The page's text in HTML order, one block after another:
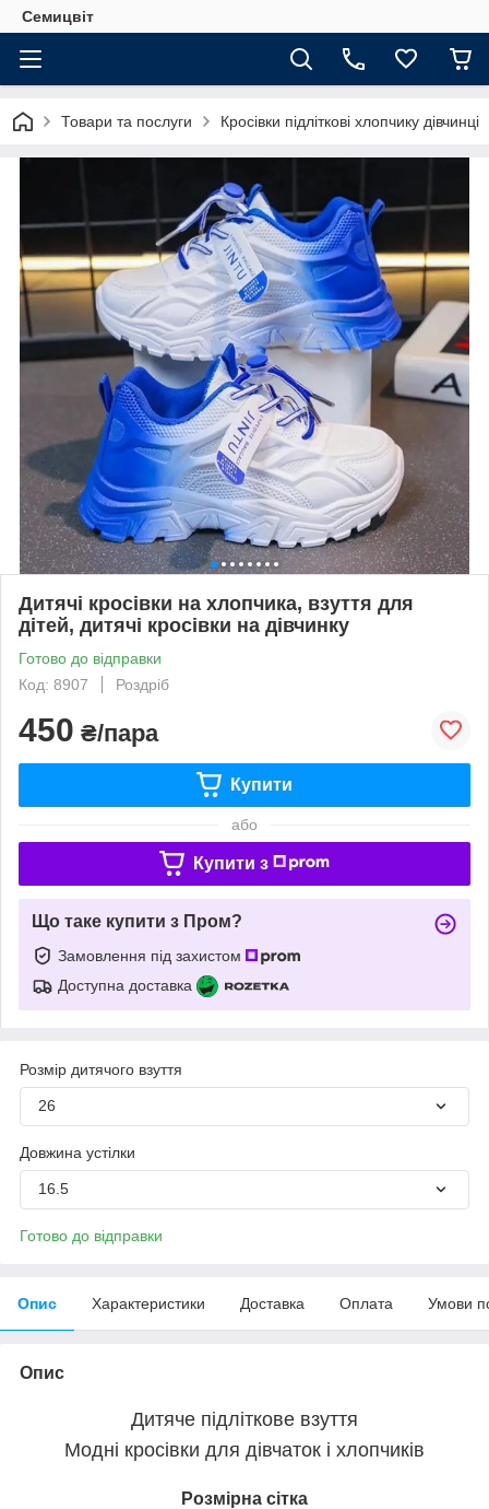
Семицвіт
Товари та послуги Кросівки підліткові хлопчику дівчинці
Дитячі кросівки на хлопчика, взуття для
дітей, дитячі кросівки на дівчинку
Готово до відправки
Код: 8907
Роздріб
450 ₴/пара
Купити
або
Купити з
Що таке купити з Пром?
Замовлення під захистом
Доступна доставка
Розмір дитячого взуття
26
Довжина устілки
16.5
Готово до відправки
Опис Характеристики Доставка Оплата Умови
Опис
Дитяче підліткове взуття
Модні кросівки для дівчаток і хлопчиків
Розмірна сітка